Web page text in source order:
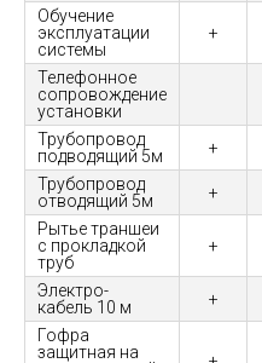
Обучение
эксплуатации
системы
+
Телефонное
сопровождение
установки
Трубопровод
подводящий 5м
+
Трубопровод
отводящий 5м
+
Рытье траншеи
с прокладкой
труб
+
Электро-
кабель 10 м
+
Гофра
защитная на